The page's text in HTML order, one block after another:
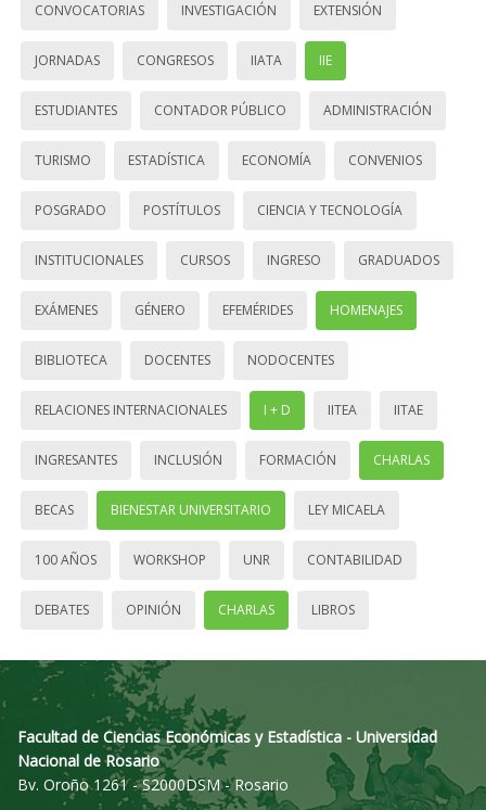
CONVOCATORIAS INVESTIGACIÓN EXTENSIÓN
JORNADAS CONGRESOS IIATA IIE
ESTUDIANTES CONTADOR PÚBLICO ADMINISTRACIÓN
TURISMO ESTADÍSTICA ECONOMÍA CONVENIOS
POSGRADO POSTÍTULOS CIENCIA Y TECNOLOGÍA
INSTITUCIONALES CURSOS INGRESO GRADUADOS
EXÁMENES GÉNERO EFEMÉRIDES HOMENAJES
BIBLIOTECA DOCENTES NODOCENTES
RELACIONES INTERNACIONALES I + D IITEA IITAE
INGRESANTES INCLUSIÓN FORMACIÓN CHARLAS
BECAS BIENESTAR UNIVERSITARIO LEY MICAELA
100 AÑOS WORKSHOP UNR CONTABILIDAD
DEBATES OPINIÓN CHARLAS LIBROS
Facultad de Ciencias Económicas y Estadística - Universidad
Nacional de Rosario
Bv. Oroño 1261 - S2000DSM - Rosario